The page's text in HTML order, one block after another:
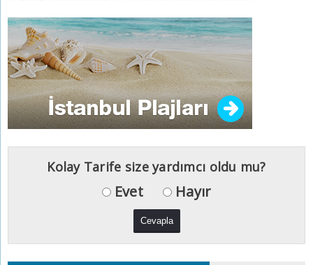
Kolay Tarife size yardımcı oldu mu?
Evet Hayır